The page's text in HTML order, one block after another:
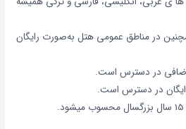
در مناطق عمومی هتل به‌صورت رایگان
در دسترس است.
در دسترس است.